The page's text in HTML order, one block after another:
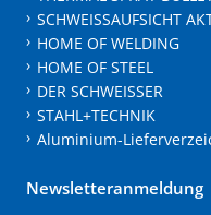
SCHWEISSAUFSICHT
HOME OF WELDING
HOME OF STEEL
DER SCHWEISSER
STAHL+TECHNIK
Aluminium-
Newsletteranmeldung